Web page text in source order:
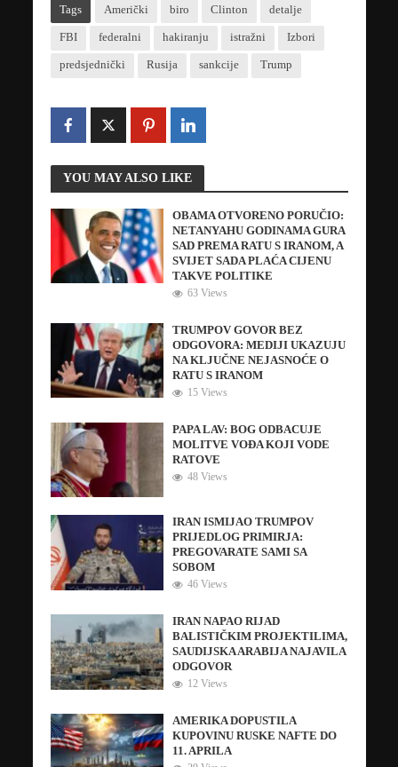
Tags Američki biro Clinton detalje
FBI federalni hakiranju istražni Izbori
predsjednički Rusija sankcije Trump
YOU MAY ALSO LIKE
OBAMA OTVORENO PORUČIO:
NETANYAHU GODINAMA GURA
SAD PREMA RATU S IRANOM, A
SVIJET SADA PLAĆA CIJENU
TAKVE POLITIKE
63 Views
TRUMPOV GOVOR BEZ
ODGOVORA: MEDIJI UKAZUJU
NA KLJUČNE NEJASNOĆE O
RATU S IRANOM
15 Views
PAPA LAV: BOG ODBACUJE
MOLITVE VOĐA KOJI VODE
RATOVE
48 Views
IRAN ISMIJAO TRUMPOV
PRIJEDLOG PRIMIRJA:
PREGOVARATE SAMI SA
SOBOM
46 Views
IRAN NAPAO RIJAD
BALISTIČKIM PROJEKTILIMA,
SAUDIJSKA ARABIJA NAJAVILA
ODGOVOR
12 Views
AMERIKA DOPUSTILA
KUPOVINU RUSKE NAFTE DO
11. APRILA